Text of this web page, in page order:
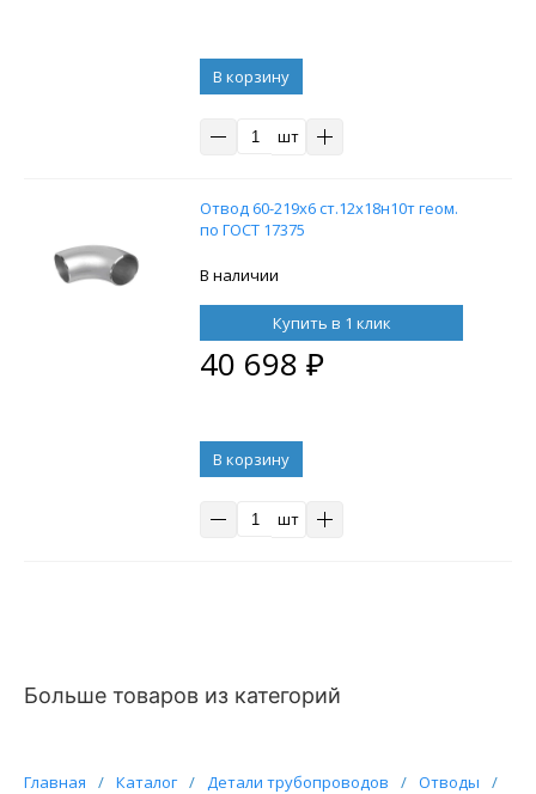
В корзину
шт
Отвод 60-219х6 ст.12х18н10т геом.
по ГОСТ 17375
В наличии
Купить в 1 клик
40 698 ₽
В корзину
шт
Больше товаров из категорий
Главная / Каталог / Детали трубопроводов / Отводы
/